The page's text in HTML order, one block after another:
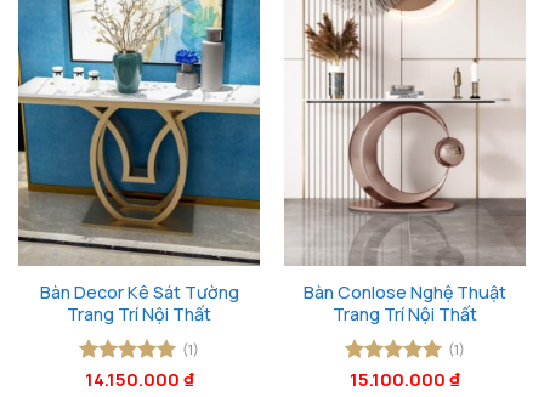
Bàn Decor Kê Sát Tường
Trang Trí Nội Thất
Được xếp
(1)
14.150.000 ₫
Bàn Conlose Nghệ Thuật
Trang Trí Nội Thất
Được xếp
(1)
15.100.000 ₫